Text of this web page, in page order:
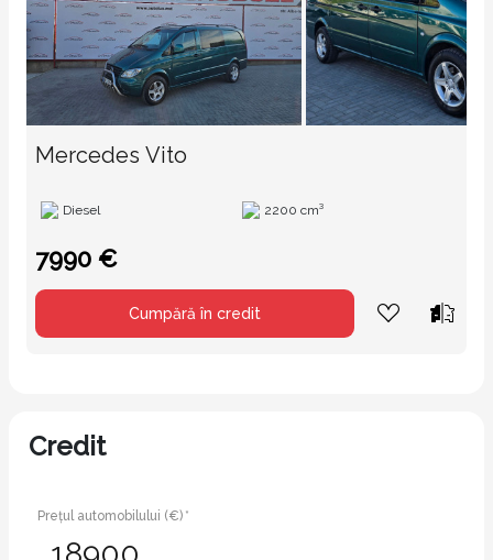
Mercedes Vito
Diesel 2200 cm³
7990 €
Cumpără în credit
Credit
Prețul automobilului (€) *